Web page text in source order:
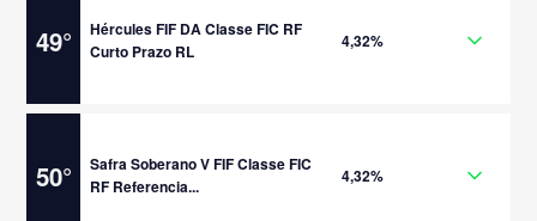
49°
Hércules FIF DA Classe FIC RF
Curto Prazo RL
4,32%
50°
Safra Soberano V FIF Classe FIC
RF Referencia...
4,32%